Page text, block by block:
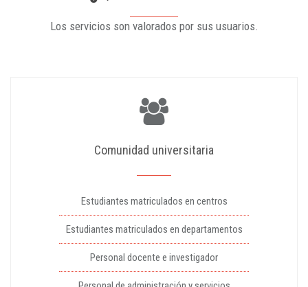
Los servicios son valorados por sus usuarios.
Comunidad universitaria
Estudiantes matriculados en centros
Estudiantes matriculados en departamentos
Personal docente e investigador